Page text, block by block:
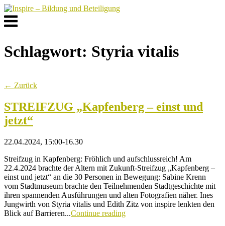
Skip
to
content
Menu
Schlagwort: Styria vitalis
← Zurück
STREIFZUG „Kapfenberg – einst und
jetzt“
22.04.2024, 15:00-16.30
Streifzug in Kapfenberg: Fröhlich und aufschlussreich! Am
22.4.2024 brachte der Altern mit Zukunft-Streifzug „Kapfenberg –
einst und jetzt“ an die 30 Personen in Bewegung: Sabine Krenn
vom Stadtmuseum brachte den Teilnehmenden Stadtgeschichte mit
ihren spannenden Ausführungen und alten Fotografien näher. Ines
Jungwirth von Styria vitalis und Edith Zitz von inspire lenkten den
Blick auf Barrieren...Continue reading